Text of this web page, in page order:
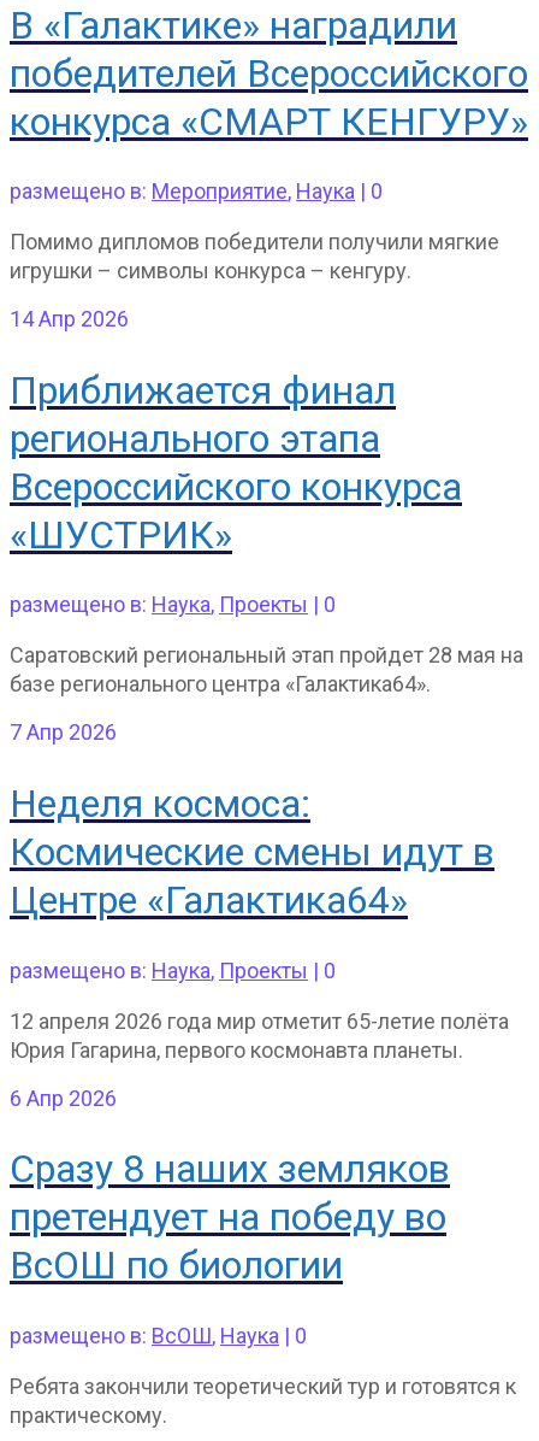
В «Галактике» наградили
победителей Всероссийского
конкурса «СМАРТ КЕНГУРУ»
размещено в: Мероприятие, Наука | 0
Помимо дипломов победители получили мягкие
игрушки – символы конкурса – кенгуру.
14Апр 2026
Приближается финал
регионального этапа
Всероссийского конкурса
«ШУСТРИК»
размещено в: Наука, Проекты | 0
Саратовский региональный этап пройдет 28 мая на
базе регионального центра «Галактика64».
7Апр 2026
Неделя космоса:
Космические смены идут в
Центре «Галактика64»
размещено в: Наука, Проекты | 0
12 апреля 2026 года мир отметит 65-летие полёта
Юрия Гагарина, первого космонавта планеты.
6 Апр 2026
Сразу 8 наших земляков
претендует на победу во
ВсОШ по биологии
размещено в: ВсОШ, Наука | 0
Ребята закончили теоретический тур и готовятся к
практическому.